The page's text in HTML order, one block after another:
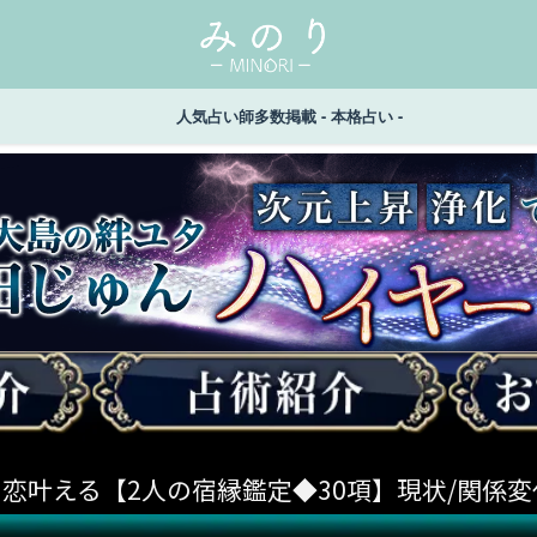
人気占い師多数掲載 - 本格占い -
叶える【2人の宿縁鑑定◆30項】現状/関係